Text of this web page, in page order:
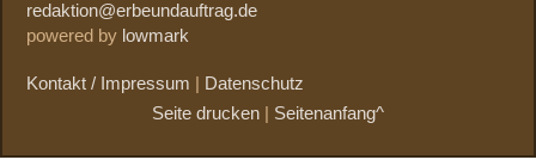
redaktion@erbeundauftrag.de
powered by lowmark
Kontakt / Impressum
Datenschutz
Seite drucken
Seitenanfang^